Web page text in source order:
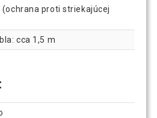
proti striekajúcej
cca 1,5 m